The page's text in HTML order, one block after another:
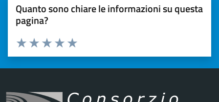
Quanto sono chiare le informazioni su questa
pagina?
Valuta 5 stelle su 5
Valuta 4 stelle su 5
Valuta 3 stelle su 5
Valuta 2 stelle su 5
Valuta 1 stelle su 5